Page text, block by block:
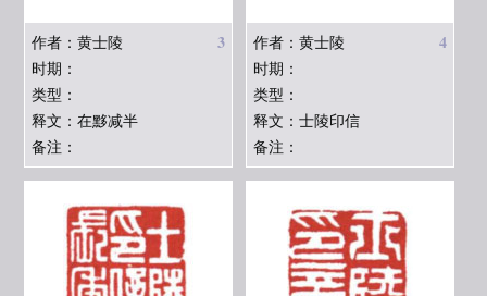
3
作者：黄士陵
时期：
类型：
释文：在黟减半
备注：
4
作者：黄士陵
时期：
类型：
释文：士陵印信
备注：